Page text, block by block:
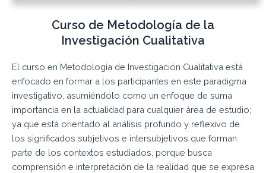
Curso de Metodología de la
Investigación Cualitativa
El curso en Metodología de Investigación Cualitativa está
enfocado en formar a los participantes en este paradigma
investigativo, asumiéndolo como un enfoque de suma
importancia en la actualidad para cualquier área de estudio;
ya que está orientado al análisis profundo y reflexivo de
los significados subjetivos e intersubjetivos que forman
parte de los contextos estudiados, porque busca
comprensión e interpretación de la realidad que se expresa